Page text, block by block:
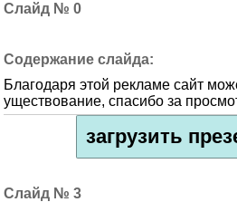
0
Благодаря этой рекламе сайт
уществование, спасибо за
загрузить
3